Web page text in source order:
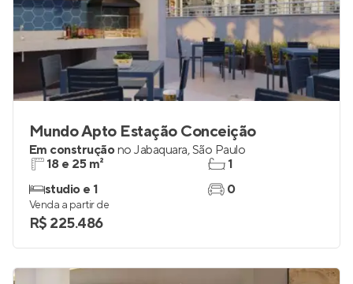
Mundo Apto Estação Conceição
Em construçãono Jabaquara,São Paulo
18 e 25 m²
studio e 1
1
0
Venda a partir de
R$ 225.486